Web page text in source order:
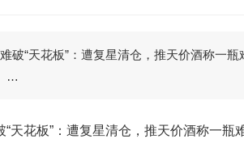
“天花板”：遭复星清仓，推天价酒称一
…
“天花板”：遭复星清仓，推天价酒称一瓶